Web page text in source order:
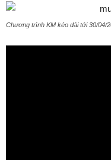
Chương trình KM kéo dài tới 30/04/